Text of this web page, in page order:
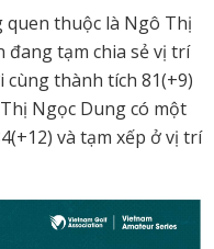
quen thuộc là Ngô Thị
đang tạm chia sẻ vị trí
thành tích 81(+9)
Ngọc Dung có một
và tạm xếp ở vị trí